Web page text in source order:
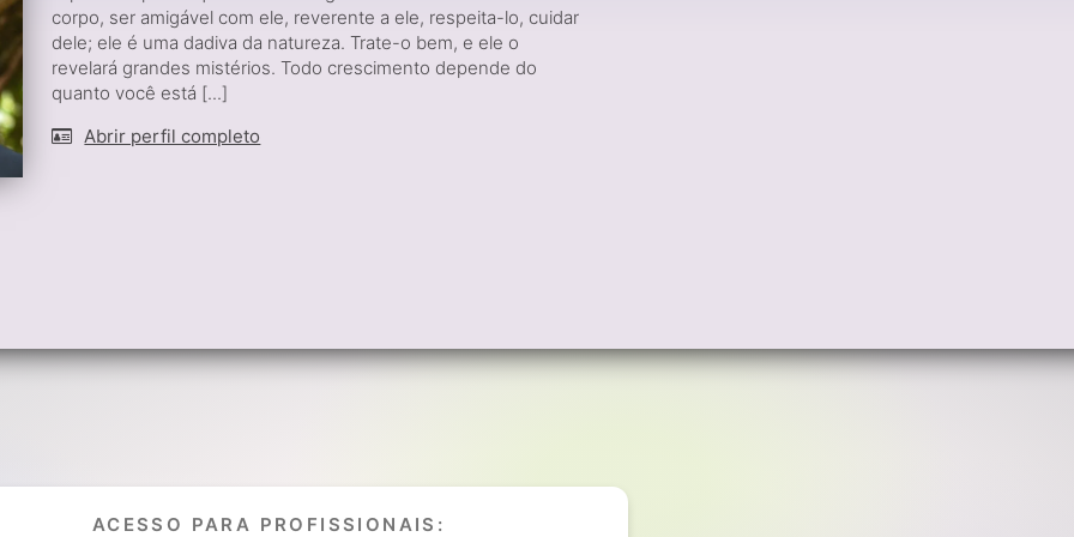
corpo, ser amigável com ele, reverente a ele, respeita-lo, cuidar
dele; ele é uma dadiva da natureza. Trate-o bem, e ele o
revelará grandes mistérios. Todo crescimento depende do
quanto você está [...]
Abrir perfil completo
ACESSO PARA PROFISSIONAIS: